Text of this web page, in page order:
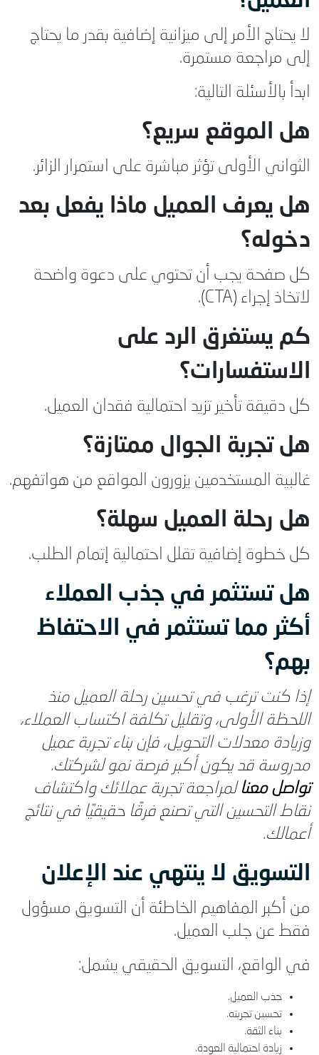
لا يحتاج الأمر إلى ميزانية إضافية بقدر ما يحتاج
إلى مراجعة مستمرة.
ابدأ بالأسئلة التالية:
هل الموقع سريع؟
الثواني الأولى تؤثر مباشرة على استمرار الزائر.
هل يعرف العميل ماذا يفعل بعد
دخوله؟
كل صفحة يجب أن تحتوي على دعوة واضحة
لاتخاذ إجراء (CTA).
كم يستغرق الرد على
الاستفسارات؟
كل دقيقة تأخير تزيد احتمالية فقدان العميل.
هل تجربة الجوال ممتازة؟
غالبية المستخدمين يزورون المواقع من هواتفهم.
هل رحلة العميل سهلة؟
كل خطوة إضافية تقلل احتمالية إتمام الطلب.
هل تستثمر في جذب العملاء
أكثر مما تستثمر في الاحتفاظ
بهم؟
إذا كنت ترغب في تحسين رحلة العميل منذ
اللحظة الأولى، وتقليل تكلفة اكتساب العملاء،
وزيادة معدلات التحويل، فإن بناء تجربة عميل
مدروسة قد يكون أكبر فرصة نمو لشركتك.
تواصل معنا لمراجعة تجربة عملائك واكتشاف
نقاط التحسين التي تصنع فرقًا حقيقيًا في نتائج
أعمالك.
التسويق لا ينتهي عند الإعلان
من أكبر المفاهيم الخاطئة أن التسويق مسؤول
فقط عن جلب العميل.
في الواقع، التسويق الحقيقي يشمل:
جذب العميل.
تحسين تجربته.
بناء الثقة.
زيادة احتمالية العودة.